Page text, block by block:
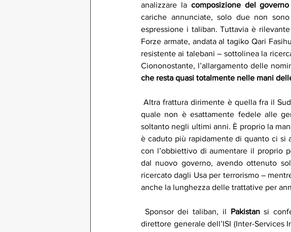
analizzare la composizione del
cariche annunciate, solo due non
espressione i taliban. Tuttavia è
Forze armate, andata al tagiko Qari
resistente ai talebani – sottolinea la
Ciononostante, l’allargamento delle
che resta quasi totalmente nelle mani
Altra frattura dirimente è quella fra il
quale non è esattamente fedele alle
soltanto negli ultimi anni. È proprio la
è caduto più rapidamente di quanto ci si
con l’obbiettivo di aumentare il proprio
dal nuovo governo, avendo ottenuto
ricercato dagli Usa per terrorismo –
anche la lunghezza delle trattative per
Sponsor dei taliban, il Pakistan si
direttore generale dell’ISI (Inter-Services